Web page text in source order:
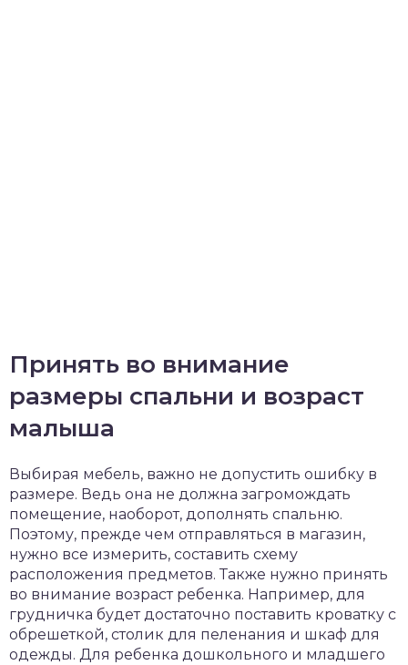
Принять во внимание
размеры спальни и возраст
малыша
Выбирая мебель, важно не допустить ошибку в
размере. Ведь она не должна загромождать
помещение, наоборот, дополнять спальню.
Поэтому, прежде чем отправляться в магазин,
нужно все измерить, составить схему
расположения предметов. Также нужно принять
во внимание возраст ребенка. Например, для
грудничка будет достаточно поставить кроватку с
обрешеткой, столик для пеленания и шкаф для
одежды. Для ребенка дошкольного и младшего